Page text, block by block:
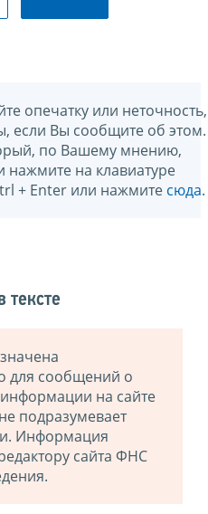
опечатку или неточность,
если Вы сообщите об этом.
по Вашему мнению,
нажмите на клавиатуре
+ Enter или нажмите сюда.
для сообщений о
на сайте
подразумевает
Информация
сайта ФНС